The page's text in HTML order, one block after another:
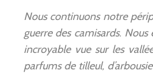
Nous continuons notre
guerre des camisards.
incroyable vue sur les
parfums de tilleul,